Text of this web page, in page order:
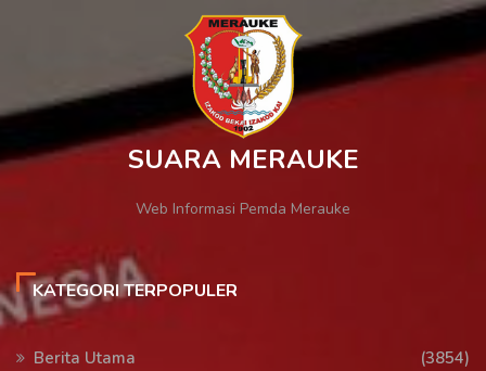
SUARA MERAUKE
Web Informasi Pemda Merauke
KATEGORI TERPOPULER
Berita Utama
(3854)